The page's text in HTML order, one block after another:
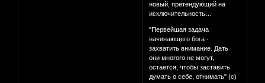
новый, претендующий на
исключительность…
"Первейшая задача
начинающего бога -
захватить внимание. Дать
они многого не могут,
остается, чтобы заставить
думать о себе, отнимать" (с)